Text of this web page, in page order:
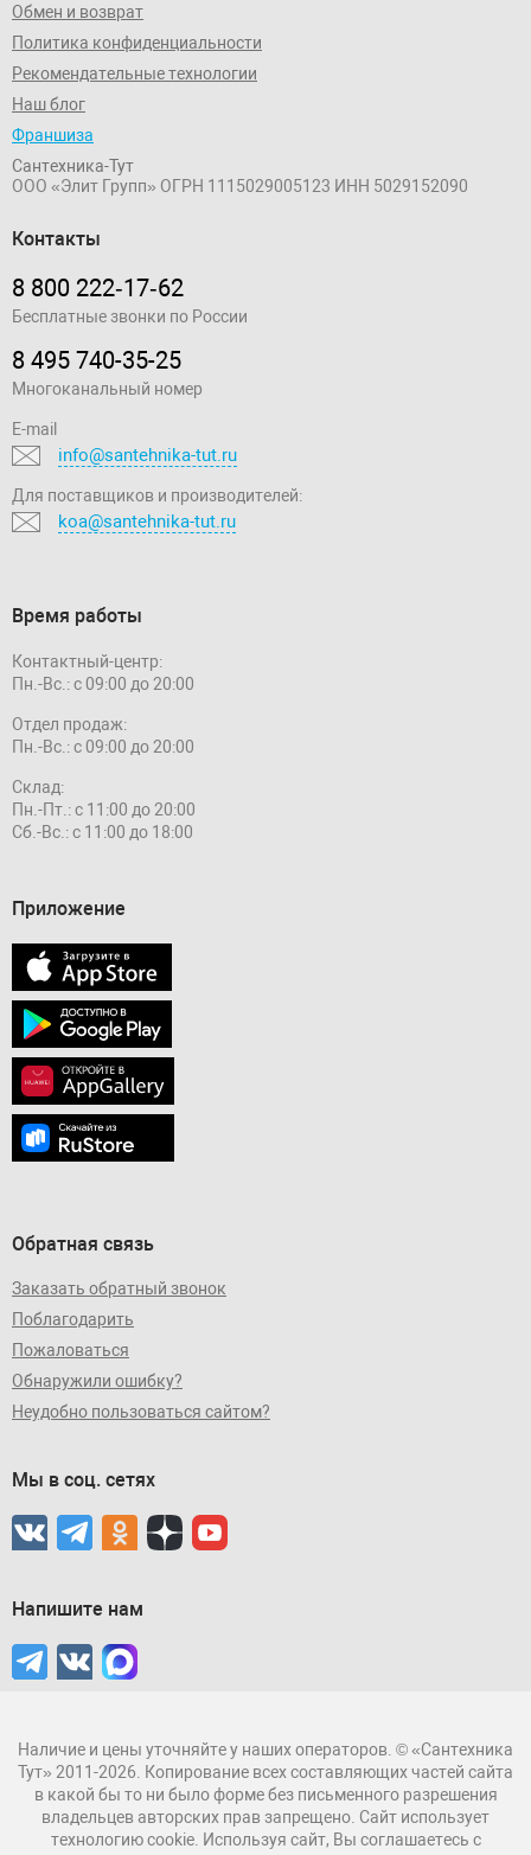
Обмен и возврат
Политика конфиденциальности
Рекомендательные технологии
Наш блог
Франшиза
Сантехника-Тут
ООО «Элит Групп» ОГРН 1115029005123 ИНН 5029152090
Контакты
8 800 222‑17‑62
Бесплатные звонки по России
8 495 740-35-25
Многоканальный номер
E-mail
info@santehnika-tut.ru
Для поставщиков и производителей:
koa@santehnika-tut.ru
Время работы
Контактный-центр:
Пн.-Вс.: с 09:00 до 20:00
Отдел продаж:
Пн.-Вс.: с 09:00 до 20:00
Склад:
Пн.-Пт.: с 11:00 до 20:00
Сб.-Вс.: с 11:00 до 18:00
Приложение
Обратная связь
Заказать обратный звонок
Поблагодарить
Пожаловаться
Обнаружили ошибку?
Неудобно пользоваться сайтом?
Мы в соц. сетях
Напишите нам
Наличие и цены уточняйте у наших операторов. © «Сантехника
Тут» 2011-2026. Копирование всех составляющих частей сайта
в какой бы то ни было форме без письменного разрешения
владельцев авторских прав запрещено. Сайт использует
технологию cookie. Используя сайт, Вы соглашаетесь с